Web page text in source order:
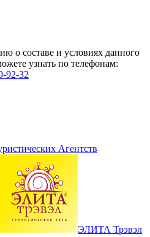
о составе и условиях данного
узнать по телефонам:
92-32
ЭЛИТА Трэвэл